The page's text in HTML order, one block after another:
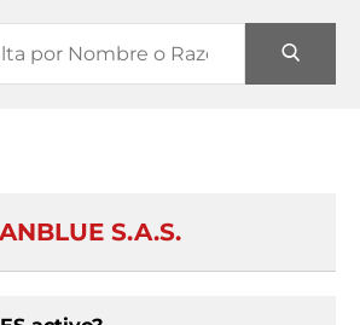
ANBLUE S.A.S.